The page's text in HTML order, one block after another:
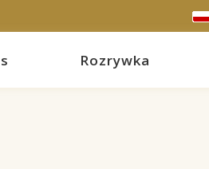
Rozrywka